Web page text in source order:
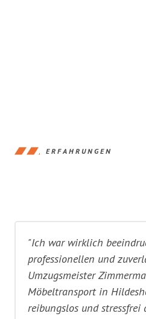
ERFAHRUNGEN
"Ich war wirklich
professionellen und
Umzugsmeister
Möbeltransport in
reibungslos und stressfrei